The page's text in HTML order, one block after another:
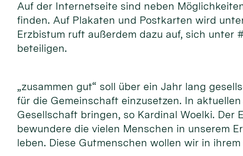
Auf der Internetseite sind neben
finden. Auf Plakaten und Postkarten wird
Erzbistum ruft außerdem dazu auf, sich unter
beteiligen.
„zusammen gut“ soll über ein Jahr lang
für die Gemeinschaft einzusetzen. In
Gesellschaft bringen, so Kardinal Woelki. Der
bewundere die vielen Menschen in unserem
leben. Diese Gutmenschen wollen wir in